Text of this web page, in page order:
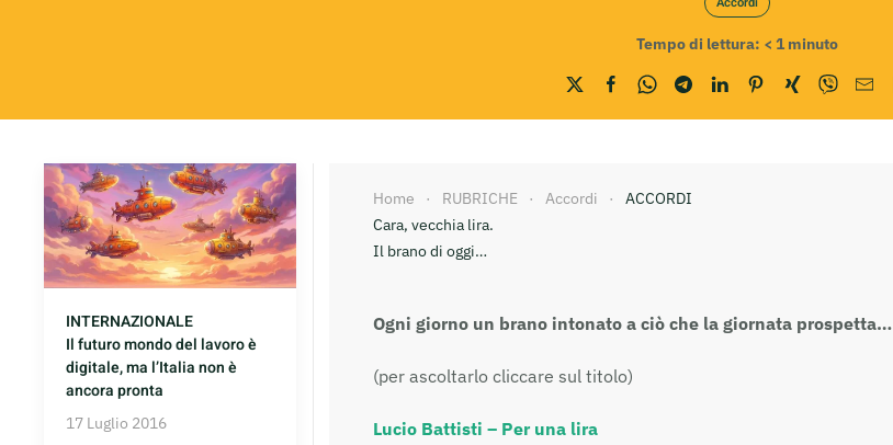
Tempo di lettura: < 1 minuto
INTERNAZIONALE
Il futuro mondo del lavoro è
digitale, ma l’Italia non è
ancora pronta
17 Luglio 2016
Home RUBRICHE Accordi
ACCORDI
Cara, vecchia lira.
Il brano di oggi…
Ogni giorno un brano intonato a ciò che la giornata prospetta…
(per ascoltarlo cliccare sul titolo)
Lucio Battisti – Per una lira